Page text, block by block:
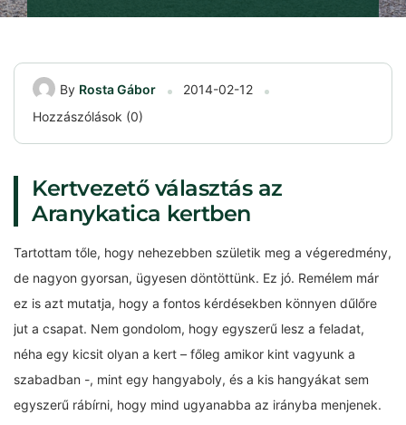
By Rosta Gábor
2014-02-12
Hozzászólások (0)
Kertvezető választás az
Aranykatica kertben
Tartottam tőle, hogy nehezebben születik meg a végeredmény,
de nagyon gyorsan, ügyesen döntöttünk. Ez jó. Remélem már
ez is azt mutatja, hogy a fontos kérdésekben könnyen dűlőre
jut a csapat. Nem gondolom, hogy egyszerű lesz a feladat,
néha egy kicsit olyan a kert – főleg amikor kint vagyunk a
szabadban -, mint egy hangyaboly, és a kis hangyákat sem
egyszerű rábírni, hogy mind ugyanabba az irányba menjenek.